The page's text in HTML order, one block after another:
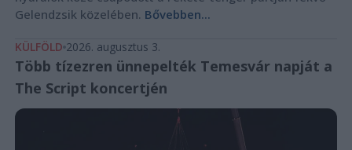
Gelendzsik közelében. Bővebben...
KÜLFÖLD 2026. augusztus 3.
Több tízezren ünnepelték Temesvár napját a
The Script koncertjén